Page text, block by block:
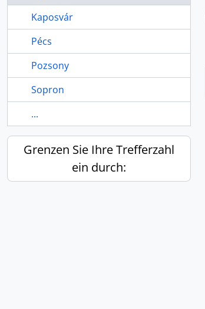
Kaposvár
Pécs
Pozsony
Sopron
...
Grenzen Sie Ihre Trefferzahl
ein durch: